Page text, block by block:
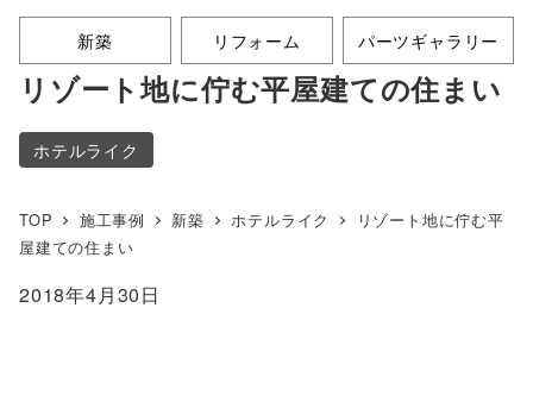
新築 リフォーム パーツギャラリー
リゾート地に佇む平屋建ての住まい
ホテルライク
TOP 施工事例 新築 ホテルライク
リゾート地に佇む平
屋建ての住まい
2018年4月30日